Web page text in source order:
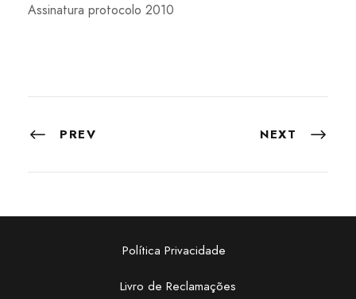
Assinatura protocolo 2010
PREV NEXT
Política Privacidade
Livro de Reclamações